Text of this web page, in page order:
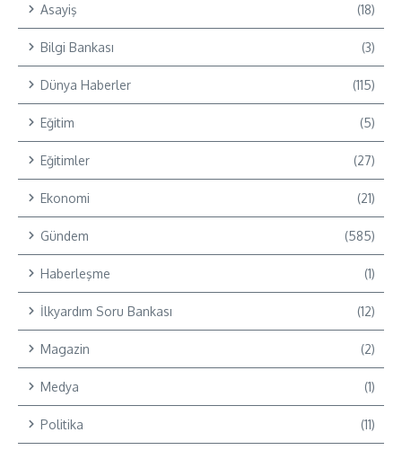
Asayiş (18)
Bilgi Bankası (3)
Dünya Haberler (115)
Eğitim (5)
Eğitimler (27)
Ekonomi (21)
Gündem (585)
Haberleşme (1)
İlkyardım Soru Bankası (12)
Magazin (2)
Medya (1)
Politika (11)